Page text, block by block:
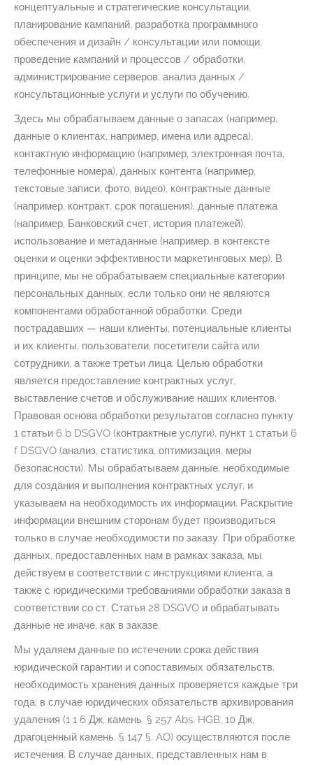
концептуальные и стратегические консультации,
планирование кампаний, разработка программного
обеспечения и дизайн / консультации или помощи,
проведение кампаний и процессов / обработки,
администрирование серверов, анализ данных /
консультационные услуги и услуги по обучению.
Здесь мы обрабатываем данные о запасах (например,
данные о клиентах, например, имена или адреса),
контактную информацию (например, электронная почта,
телефонные номера), данных контента (например,
текстовые записи, фото, видео), контрактные данные
(например, контракт, срок погашения), данные платежа
(например, Банковский счет, история платежей),
использование и метаданные (например, в контексте
оценки и оценки эффективности маркетинговых мер). В
принципе, мы не обрабатываем специальные категории
персональных данных, если только они не являются
компонентами обработанной обработки. Среди
пострадавших — наши клиенты, потенциальные клиенты
и их клиенты, пользователи, посетители сайта или
сотрудники, а также третьи лица. Целью обработки
является предоставление контрактных услуг,
выставление счетов и обслуживание наших клиентов.
Правовая основа обработки результатов согласно пункту
1 статьи 6 b DSGVO (контрактные услуги), пункт 1 статьи 6
f DSGVO (анализ, статистика, оптимизация, меры
безопасности). Мы обрабатываем данные, необходимые
для создания и выполнения контрактных услуг, и
указываем на необходимость их информации. Раскрытие
информации внешним сторонам будет производиться
только в случае необходимости по заказу. При обработке
данных, предоставленных нам в рамках заказа, мы
действуем в соответствии с инструкциями клиента, а
также с юридическими требованиями обработки заказа в
соответствии со ст. Статья 28 DSGVO и обрабатывать
данные не иначе, как в заказе.
Мы удаляем данные по истечении срока действия
юридической гарантии и сопоставимых обязательств.
необходимость хранения данных проверяется каждые три
года; в случае юридических обязательств архивирования
удаления (1 1 6 Дж, камень. § 257 Abs. HGB, 10 Дж,
драгоценный камень. § 147 §. AO) осуществляются после
истечения. В случае данных, представленных нам в